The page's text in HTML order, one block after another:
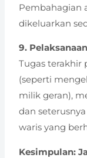
Pembahagian
dikeluarkan
9.
Tugas terakhir
(seperti
milik geran),
dan
waris yang
Kesimpulan: